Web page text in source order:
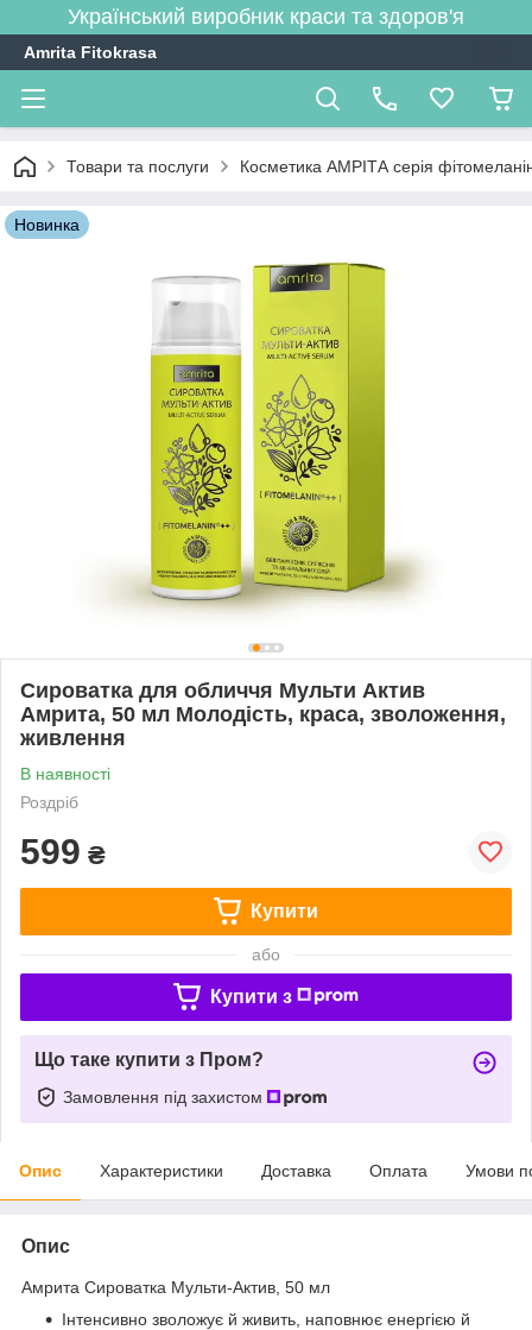
Український виробник краси та здоров'я
Amrita Fitokrasa
Товари та послуги Косметика АМРІТА серія
Новинка
Сироватка для обличчя Мульти Актив
Амрита, 50 мл Молодість, краса, зволоження,
живлення
В наявності
Роздріб
599 ₴
Купити
або
Купити з
Що таке купити з Пром?
Замовлення під захистом
Опис Характеристики Доставка Оплата Умови
Опис
Амрита Сироватка Мульти-Актив, 50 мл
Інтенсивно зволожує й живить, наповнює енергією й